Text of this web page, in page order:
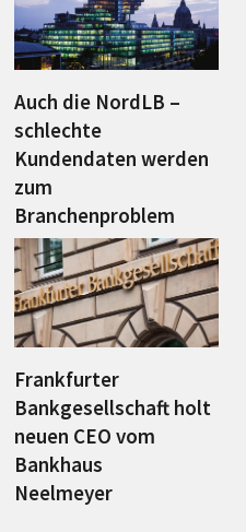
Auch die NordLB –
schlechte
Kundendaten werden
zum
Branchenproblem
Frankfurter
Bankgesellschaft holt
neuen CEO vom
Bankhaus
Neelmeyer